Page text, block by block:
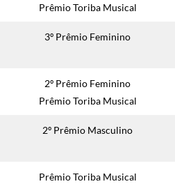
Prêmio Toriba Musical
3º Prêmio Feminino
2º Prêmio Feminino
Prêmio Toriba Musical
2º Prêmio Masculino
Prêmio Toriba Musical